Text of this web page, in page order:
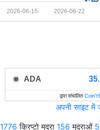
2026-06-22
2026-06-15
ADA
द्वारा संचालित
अपनी साइट में
1776 क्रिप्टो मुद्रा 156 मुद्राओं